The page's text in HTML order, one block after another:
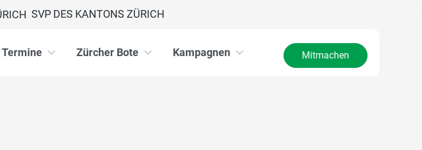
SVP DES KANTONS ZÜRICH
Termine Zürcher Bote Kampagnen Mitmachen